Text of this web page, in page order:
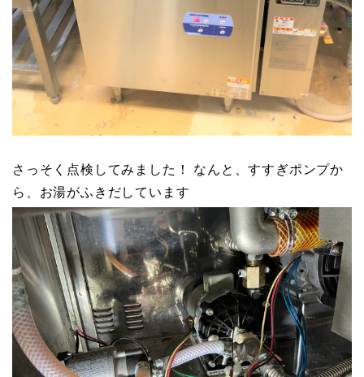
さっそく点検してみました！ なんと、すすぎポンプか
ら、お湯がふきだしています